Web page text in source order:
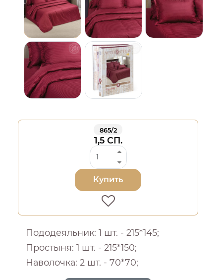
865/2
1,5 СП.
Купить
Пододеяльник: 1 шт. - 215*145;
Простыня: 1 шт. - 215*150;
Наволочка: 2 шт. - 70*70;